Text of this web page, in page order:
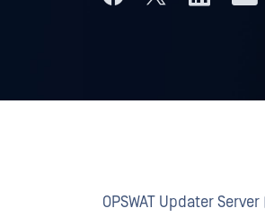
OPSWAT Updater